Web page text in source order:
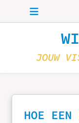
Skip to main content
JOUW
HOE EEN